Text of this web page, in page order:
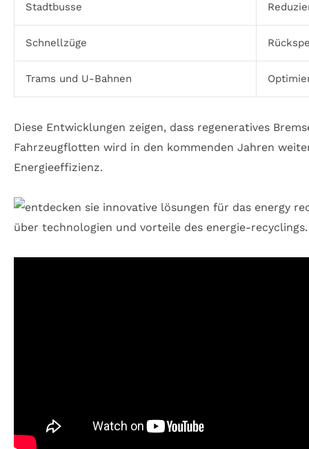
Stadtbusse
Schnellzüge
Trams und U-Bahnen
Diese Entwicklungen zeigen, dass regeneratives
Fahrzeugflotten wird in den kommenden Jahren
Energieeffizienz.